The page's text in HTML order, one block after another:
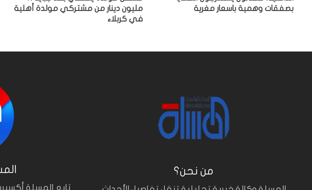
بصفقات وهمية باسعار مغرية
مليون دينار من مشتركي مولدة أهلية
في كربلاء
تابع المسلة
من نحن؟